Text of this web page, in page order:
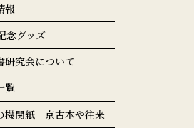
報
念グッズ
研究会について
覧
機関紙 京古本や往来